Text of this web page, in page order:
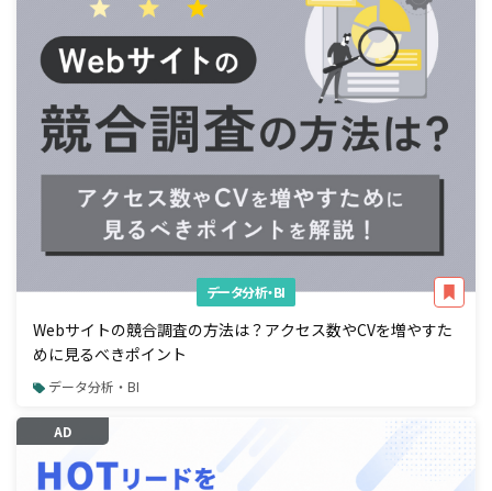
データ分析・BI
Webサイトの競合調査の方法は？アクセス数やCVを増やすた
めに見るべきポイント
データ分析・BI
AD